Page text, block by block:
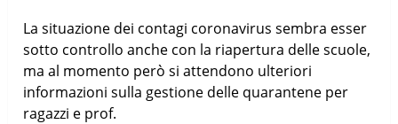
La situazione dei contagi coronavirus sembra esser
sotto controllo anche con la riapertura delle scuole,
ma al momento però si attendono ulteriori
informazioni sulla gestione delle quarantene per
ragazzi e prof.